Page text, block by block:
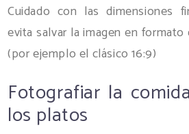
Cuidado con las dimensiones
evita salvar la imagen en
(por ejemplo el clásico 16:9)
Fotografiar la
los platos